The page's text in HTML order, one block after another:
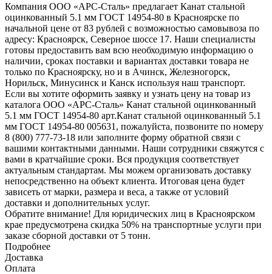
Компания ООО «АРС-Сталь» предлагает Канат стальной
оцинкованный 5.1 мм ГОСТ 14954-80 в Красноярске по
начальной цене от 83 рублей с возможностью самовывоза по
адресу: Красноярск, Северное шоссе 17. Наши специалисты
готовы предоставить вам всю необходимую информацию о
наличии, сроках поставки и вариантах доставки товара не
только по Красноярску, но и в Ачинск, Железногорск,
Норильск, Минусинск и Канск используя наш транспорт.
Если вы хотите оформить заявку и узнать цену на товар из
каталога ООО «АРС-Сталь» Канат стальной оцинкованный
5.1 мм ГОСТ 14954-80 арт.Канат стальной оцинкованный 5.1
мм ГОСТ 14954-80 005631, пожалуйста, позвоните по номеру
8 (800) 777-73-18 или заполните форму обратной связи с
вашими контактными данными. Наши сотрудники свяжутся с
вами в кратчайшие сроки. Вся продукция соответствует
актуальным стандартам. Мы можем организовать доставку
непосредственно на объект клиента. Итоговая цена будет
зависеть от марки, размера и веса, а также от условий
доставки и дополнительных услуг.
Обратите внимание! Для юридических лиц в Красноярском
крае предусмотрена скидка 50% на транспортные услуги при
заказе сборной доставки от 5 тонн.
Подробнее
Доставка
Оплата